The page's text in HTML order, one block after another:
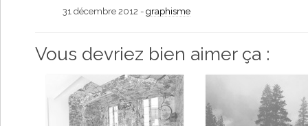
31 décembre 2012 - graphisme
Vous devriez bien aimer ça :